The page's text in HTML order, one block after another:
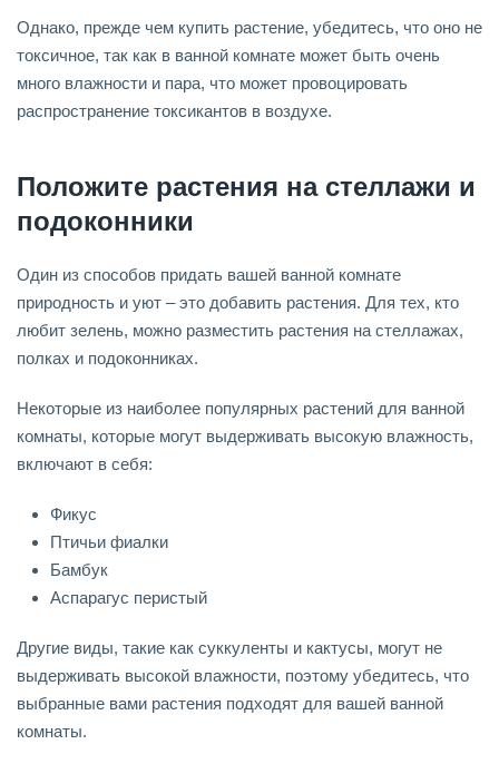
Однако, прежде чем купить растение, убедитесь, что оно не
токсичное, так как в ванной комнате может быть очень
много влажности и пара, что может провоцировать
распространение токсикантов в воздухе.
Положите растения на стеллажи и
подоконники
Один из способов придать вашей ванной комнате
природность и уют – это добавить растения. Для тех, кто
любит зелень, можно разместить растения на стеллажах,
полках и подоконниках.
Некоторые из наиболее популярных растений для ванной
комнаты, которые могут выдерживать высокую влажность,
включают в себя:
Фикус
Птичьи фиалки
Бамбук
Аспарагус перистый
Другие виды, такие как суккуленты и кактусы, могут не
выдерживать высокой влажности, поэтому убедитесь, что
выбранные вами растения подходят для вашей ванной
комнаты.